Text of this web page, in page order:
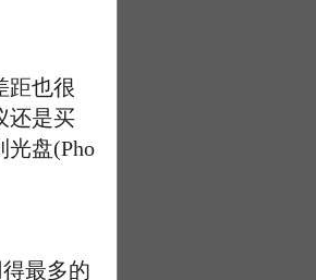
距也很
还是买
盘(Pho
最多的